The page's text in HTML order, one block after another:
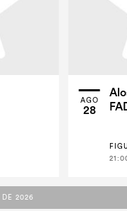
AGO
28
DE 2026
DE 2026